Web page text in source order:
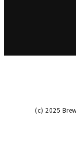
(c) 2025